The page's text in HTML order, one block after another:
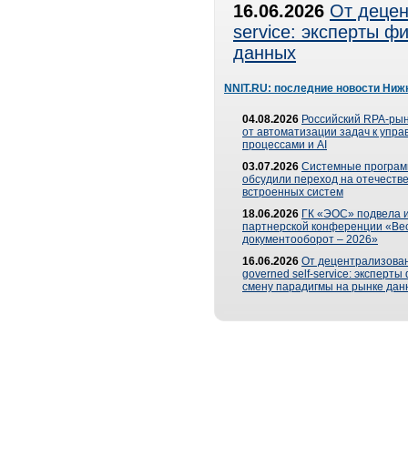
16.06.2026 От
service: эксперты
данных
NNIT.RU: последние новости
04.08.2026 Российский RPA-
от автоматизации задач к
процессами и AI
03.07.2026 Системные
обсудили переход на
встроенных систем
18.06.2026 ГК «ЭОС» подвела
партнерской конференции
документооборот – 2026»
16.06.2026 От
governed self-service: эксперты
смену парадигмы на рынке